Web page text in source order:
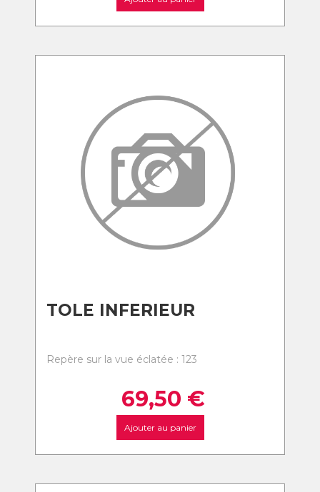
TOLE INFERIEUR
Repère sur la vue éclatée : 123
69,50 €
Ajouter au panier